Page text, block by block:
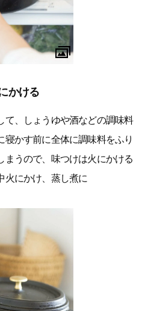
かける
て、しょうゆや酒などの調味料
寝かす前に全体に調味料をふり
まうので、味つけは火にかける
火にかけ、蒸し煮に